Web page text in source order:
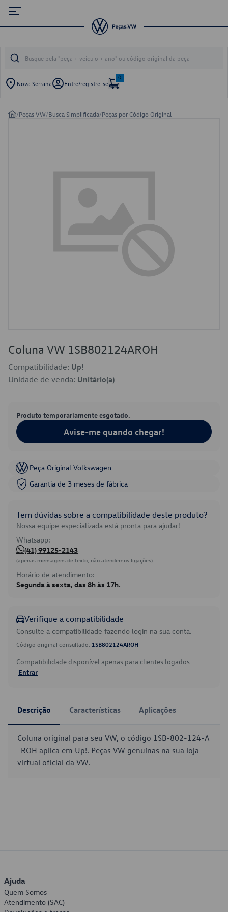
Nova Serrana Entre/registre-se
0
/Peças VW/Busca Simplificada/Peças por Código Original
Coluna VW 1SB802124AROH
Compatibilidade: Up!
Unidade de venda: Unitário(a)
Produto temporariamente esgotado.
Avise-me quando chegar!
Peça Original Volkswagen
Garantia de 3 meses de fábrica
Tem dúvidas sobre a compatibilidade deste produto?
Nossa equipe especializada está pronta para ajudar!
Whatsapp:
(41) 99125-2143
(apenas mensagens de texto, não atendemos ligações)
Horário de atendimento:
Segunda à sexta, das 8h às 17h.
Verifique a compatibilidade
Consulte a compatibilidade fazendo login na sua conta.
Código original consultado: 1SB802124AROH
Compatibilidade disponível apenas para clientes logados.
Entrar
Descrição Características Aplicações
Coluna original para seu VW, o código 1SB-802-124-A
-ROH aplica em Up!. Peças VW genuínas na sua loja
virtual oficial da VW.
Ajuda
Quem Somos
Atendimento (SAC)